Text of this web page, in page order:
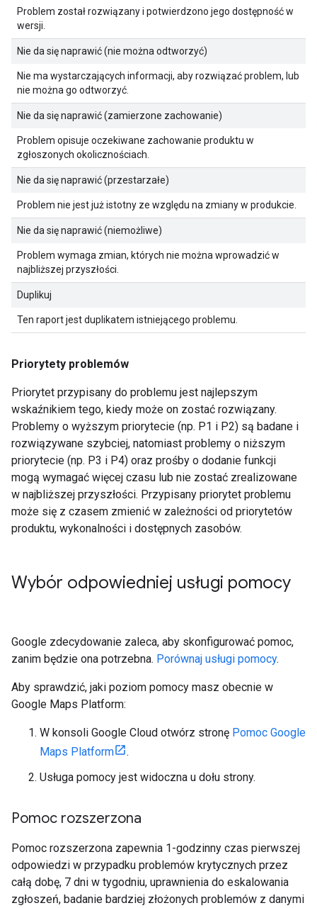
Problem został rozwiązany i potwierdzono jego dostępność w
wersji.
Nie da się naprawić (nie można odtworzyć)
Nie ma wystarczających informacji, aby rozwiązać problem, lub
nie można go odtworzyć.
Nie da się naprawić (zamierzone zachowanie)
Problem opisuje oczekiwane zachowanie produktu w
zgłoszonych okolicznościach.
Nie da się naprawić (przestarzałe)
Problem nie jest już istotny ze względu na zmiany w produkcie.
Nie da się naprawić (niemożliwe)
Problem wymaga zmian, których nie można wprowadzić w
najbliższej przyszłości.
Duplikuj
Ten raport jest duplikatem istniejącego problemu.
Priorytety problemów
Priorytet przypisany do problemu jest najlepszym
wskaźnikiem tego, kiedy może on zostać rozwiązany.
Problemy o wyższym priorytecie (np. P1 i P2) są badane i
rozwiązywane szybciej, natomiast problemy o niższym
priorytecie (np. P3 i P4) oraz prośby o dodanie funkcji
mogą wymagać więcej czasu lub nie zostać zrealizowane
w najbliższej przyszłości. Przypisany priorytet problemu
może się z czasem zmienić w zależności od priorytetów
produktu, wykonalności i dostępnych zasobów.
Wybór odpowiedniej usługi pomocy
Google zdecydowanie zaleca, aby skonfigurować pomoc,
zanim będzie ona potrzebna. Porównaj usługi pomocy.
Aby sprawdzić, jaki poziom pomocy masz obecnie w
Google Maps Platform:
W konsoli Google Cloud otwórz stronę Pomoc Google
Maps Platform
.
Usługa pomocy jest widoczna u dołu strony.
Pomoc rozszerzona
Pomoc rozszerzona zapewnia 1-godzinny czas pierwszej
odpowiedzi w przypadku problemów krytycznych przez
całą dobę, 7 dni w tygodniu, uprawnienia do eskalowania
zgłoszeń, badanie bardziej złożonych problemów z danymi